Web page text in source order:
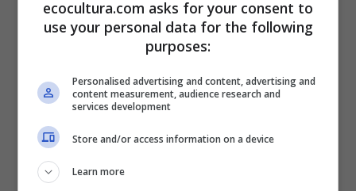
(Foto: James Lee – Unsplash)
también integra el conjunto de las
Islas
cruceros que visitanHonduras. Esta isla es uno
de los lugares conmayor biodiversidad del
Aquí puedes
arrecifes de coral en un mar azul turquesa o
ecocultura.com asks for your consent to
use your personal data for the following
purposes:
Personalised advertising and content, advertising and
content measurement, audience research and
services development
Store and/or access information on a device
Learn more